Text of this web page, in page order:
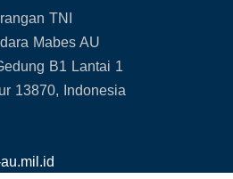
TNI
Mabes AU
B1 Lantai 1
13870, Indonesia